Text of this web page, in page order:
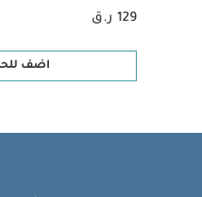
129 ر.ق
اضف